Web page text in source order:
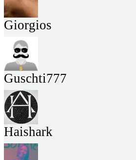
Giorgios
Guschti777
Haishark